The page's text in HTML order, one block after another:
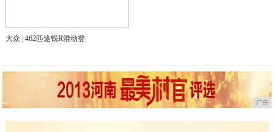
大众 | 462匹途锐R混动登
广告